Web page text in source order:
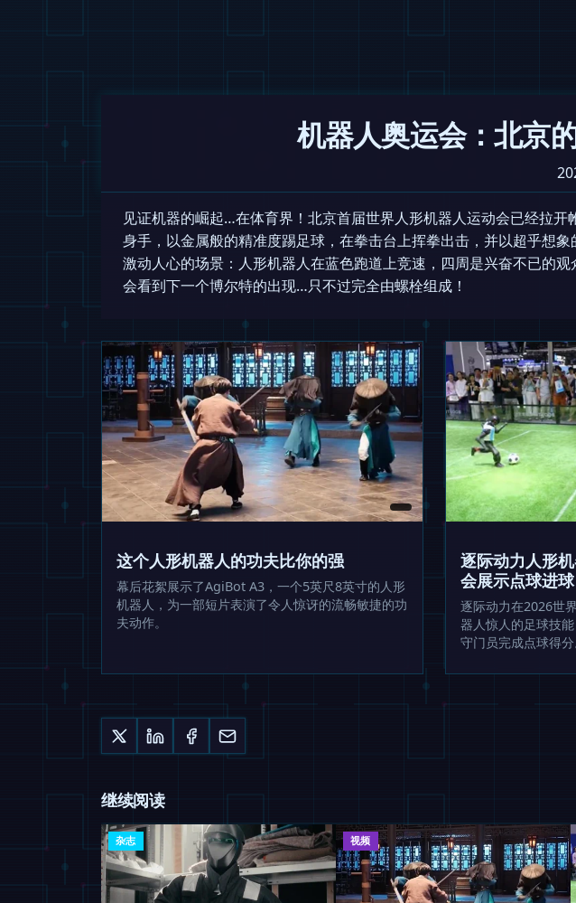
机器人奥运会：北京
见证机器的崛起…在体育界！北京首届世界人形机器人运动会已经拉
身手，以金属般的精准度踢足球，在拳击台上挥拳出击，并以超乎想
激动人心的场景：人形机器人在蓝色跑道上竞速，四周是兴奋不已的
会看到下一个博尔特的出现…只不过完全由螺栓组成！
这个人形机器人的功夫比你的强
幕后花絮展示了AgiBot A3，一个5英尺8英寸的人形
机器人，为一部短片表演了令人惊讶的流畅敏捷的功
夫动作。
逐际动力人形
会展示点球进球
逐际动力在2026世
器人惊人的足球技
守门员完成点球得分
继续阅读
杂志 视频